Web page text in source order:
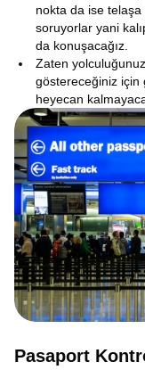
nokta da ise telaşa
soruyorlar yani
da konuşacağız.
Zaten
göstereceğiniz için
heyecan
Pasaport